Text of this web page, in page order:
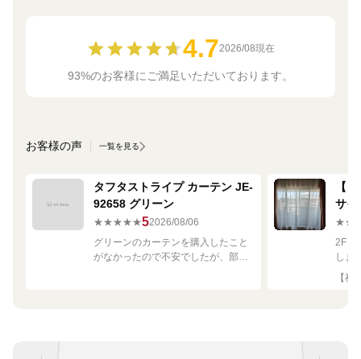
4.72026/08現在
93%のお客様にご満足いただいております。
お客様の声 一覧を見る
タフタストライプ カーテン JE-
92658 グリーン
★★★★★52026/08/06
グリーンのカーテンを購入したこと
がなかったので不安でしたが、部屋
【
サイ
2Fリ
しま
し
で
【神